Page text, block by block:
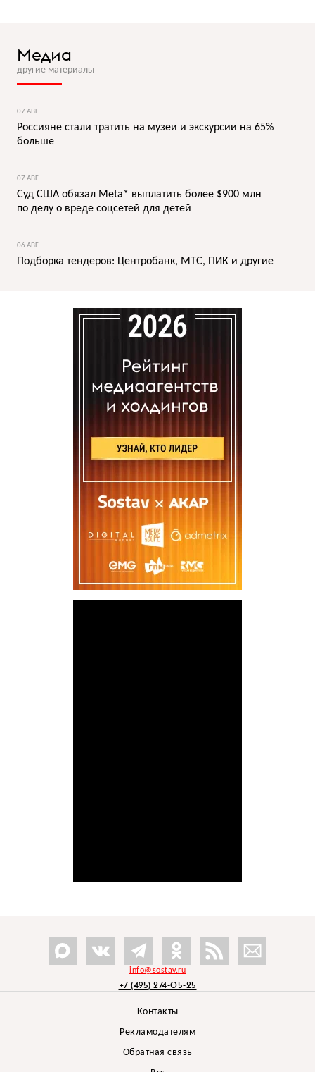
Медиа
другие материалы
07 АВГ
Россияне стали тратить на музеи и экскурсии на 65%
больше
07 АВГ
Суд США обязал Meta* выплатить более $900 млн
по делу о вреде соцсетей для детей
06 АВГ
Подборка тендеров: Центробанк, МТС, ПИК и другие
info@sostav.ru
+7 (495) 274-05-25
Контакты
Рекламодателям
Обратная связь